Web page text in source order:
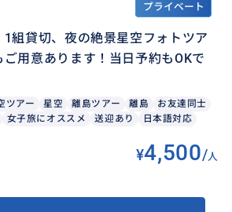
プライベート
1組貸切、夜の絶景星空フォトツア
用意あります！当日予約もOKで
ツアー 星空 離島ツアー 離島
お友達同士
女子旅にオススメ 送迎あり 日本語対応
¥4,500/人